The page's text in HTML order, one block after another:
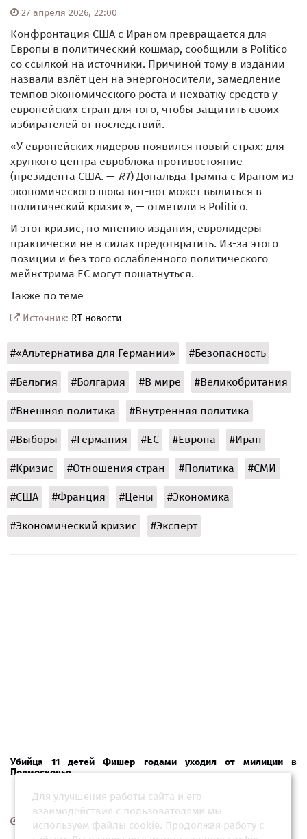
27 апреля 2026, 22:00
Конфронтация США с Ираном превращается для
Европы в политический кошмар, сообщили в Politico
со ссылкой на источники. Причиной тому в издании
назвали взлёт цен на энергоносители, замедление
темпов экономического роста и нехватку средств у
европейских стран для того, чтобы защитить своих
избирателей от последствий.
«У европейских лидеров появился новый страх: для
хрупкого центра евроблока противостояние
(президента США. — RT) Дональда Трампа с Ираном из
экономического шока вот-вот может вылиться в
политический кризис», — отметили в Politico.
И этот кризис, по мнению издания, евролидеры
практически не в силах предотвратить. Из-за этого
позиции и без того ослабленного политического
мейнстрима ЕС могут пошатнуться.
Также по теме
Источник: RT новости
#«Альтернатива для Германии» #Безопасность
#Бельгия #Болгария #В мире #Великобритания
#Внешняя политика #Внутренняя политика
#Выборы #Германия #ЕС #Европа #Иран
#Кризис #Отношения стран #Политика #СМИ
#США #Франция #Цены #Экономика
#Экономический кризис #Эксперт
Убийца 11 детей Фишер годами уходил от милиции в
Подмосковье
24 мая 2026, 05:04
Для улучшения работы сайта и его
взаимодействия с пользователями мы
используем файлы cookie. Продолжая работу с